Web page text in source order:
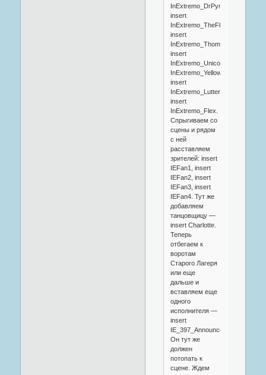
InExtremo_DrPymonte,
insert
InExtremo_TheFlail,
insert
InExtremo_ThomasTheForger,
insert
InExtremo_Unicorn,
InExtremo_YellowPfeiffer,
insert
InExtremo_Lutter,
insert
InExtremo_Flex.
Спрыгиваем со
сцены и рядом
с ней
расставляем
зрителей: insert
IEFan1, insert
IEFan2, insert
IEFan3, insert
IEFan4. Тут же
добавляем
танцовщицу —
insert Charlotte.
Теперь
отбегаем к
воротам
Старого Лагеря
или еще
дальше и
вставляем еще
одного
исполнителя —
insert
IE_397_Announcer.
Он тут же
должен
потопать к
сцене. Ждем